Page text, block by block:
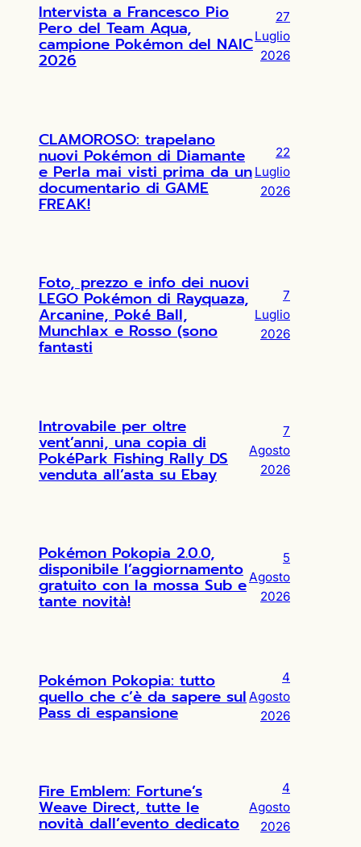
Intervista a Francesco Pio
Pero del Team Aqua,
campione Pokémon del NAIC
2026
27
Luglio
2026
CLAMOROSO: trapelano
nuovi Pokémon di Diamante
e Perla mai visti prima da un
documentario di GAME
FREAK!
22
Luglio
2026
Foto, prezzo e info dei nuovi
LEGO Pokémon di Rayquaza,
Arcanine, Poké Ball,
Munchlax e Rosso (sono
fantasti
7
Luglio
2026
Introvabile per oltre
vent’anni, una copia di
PokéPark Fishing Rally DS
venduta all’asta su Ebay
7
Agosto
2026
Pokémon Pokopia 2.0.0,
disponibile l’aggiornamento
gratuito con la mossa Sub e
tante novità!
5
Agosto
2026
Pokémon Pokopia: tutto
quello che c’è da sapere sul
Pass di espansione
4
Agosto
2026
Fire Emblem: Fortune’s
Weave Direct, tutte le
novità dall’evento dedicato
4
Agosto
2026